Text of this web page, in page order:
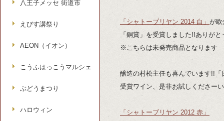
「シャトーブリヤン 2014 白」 が
「銅賞」を受賞しました!!ありが
※こちらは未発売商品となります
醸造の村松主任も喜んでいます!!
受賞ワイン、是非お試しくださー
「シャトーブリヤン 2012 赤」
八王子メッセ 街道市
えびす講祭り
AEON（イオン）
こうふはっこうマルシェ
ぶどうまつり
ハロウィン